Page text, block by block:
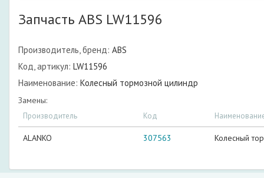
Запчасть ABS LW11596
Производитель, бренд: ABS
Код, артикул: LW11596
Наименование: Колесный тормозной цилиндр
Замены:
Производитель Код
ALANKO 307563 Колесный